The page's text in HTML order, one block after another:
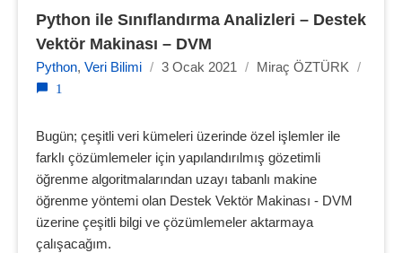
Python ile Sınıflandırma Analizleri – Destek
Vektör Makinası – DVM
Python, Veri Bilimi / 3 Ocak 2021 / Miraç ÖZTÜRK /
1
Bugün; çeşitli veri kümeleri üzerinde özel işlemler ile
farklı çözümlemeler için yapılandırılmış gözetimli
öğrenme algoritmalarından uzayı tabanlı makine
öğrenme yöntemi olan Destek Vektör Makinası - DVM
üzerine çeşitli bilgi ve çözümlemeler aktarmaya
çalışacağım.